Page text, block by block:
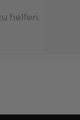
helfen.